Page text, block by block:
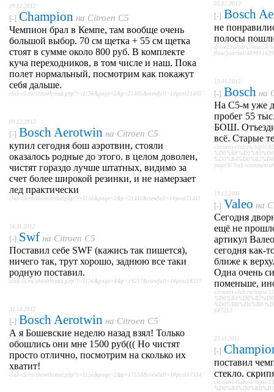
09.12.2012
[-] Champion на Citroen C5
Чемпион брал в Кемпе, там вообще очень
большой выбор. 70 см щетка + 55 см щетка
стоят в сумме около 800 руб. В комплекте
куча переходников, в том числе и наш. Пока
полет нормальный, посмотрим как покажут
себя дальше.
club-c5.ru/showthread.php?t=1156&page=5&p=21405&viewfull=1#post21405
09.12.2012
[-] Bosch Aerotwin на Citroen C5
купил сегодня бош аэротвин, стояли
оказалось родные до этого. в целом доволен,
чистят гораздо лучше штатных, видимо за
счет более широкой резинки, и не намерзает
лед практически
club-c5.ru/showthread.php?t=1156&page=5&p=21411&viewfull=1#post21411
16.11.2012
[-] Swf на Citroen C5
Поставил себе SWF (кажись так пишется),
ничего так, трут хорошо, заднюю все таки
родную поставил.
club-c5.ru/showthread.php?t=1156&page=4&p=19217&viewfull=1#post19217
31.10.2012
[-] Bosch Aerotwin на Citroen C5
А я Бошевские неделю назад взял! Только
обошлись они мне 1500 руб((( Но чистят
просто отлично, посмотрим на сколько их
хватит!
club-c5.ru/showthread.php?t=1156&page=2&p=17534&viewfull=1#post17534
05.02.2012
[-] Bosch
не
полосы
drive2.ru/cars/renault/
flow/journal/
13.01.2012
[-] Bosch на
На С5-м уже
пробег 55
БОШ.
всё. Старые
citroens-club.ru/topic/
page/8/
19.12.2011
[-] Valeo на
Сегодня
ещё не
артикул
сегодня как-
ближе к
Одна очень
поменьше,
citroens-club.ru/topic/
%D0%BD%D0%B0-
647213
25.11.2011
[-]
поставил
стекло.
citroens-club.ru/topic/